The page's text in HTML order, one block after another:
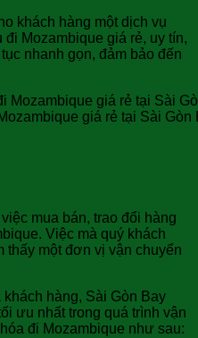
khách hàng một dịch vụ
Mozambique giá rẻ, uy tín,
nhanh gọn, đảm bảo đến
giá rẻ tại Sài Gòn
mua bán, trao đổi hàng
Việc mà quý khách
thấy một đơn vị vận chuyển
hàng, Sài Gòn Bay
ưu nhất trong quá trình vận
đi Mozambique như sau: